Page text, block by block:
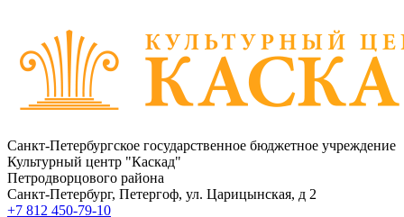
Санкт-Петербургское государственное бюджетное учреждение
Культурный центр "Каскад"
Петродворцового района
Санкт-Петербург, Петергоф, ул. Царицынская, д 2
+7 812 450-79-10